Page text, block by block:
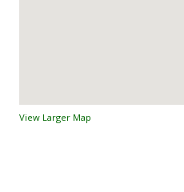
View Larger Map